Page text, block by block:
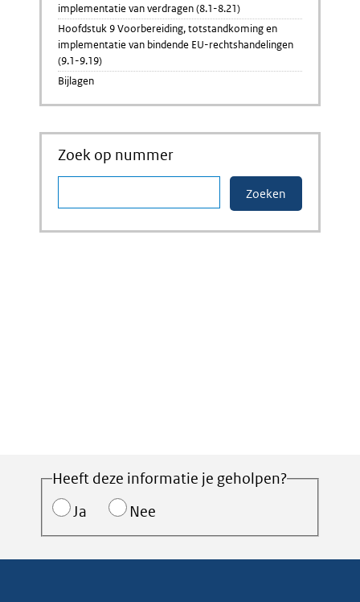
implementatie van verdragen (8.1-8.21)
Hoofdstuk 9 Voorbereiding, totstandkoming en
implementatie van bindende EU-rechtshandelingen
(9.1-9.19)
Bijlagen
Zoek op nummer
Heeft deze informatie je geholpen?
Ja
Nee